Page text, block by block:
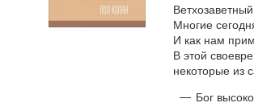
Многие
И как нам
В этой
некоторые из
Бог